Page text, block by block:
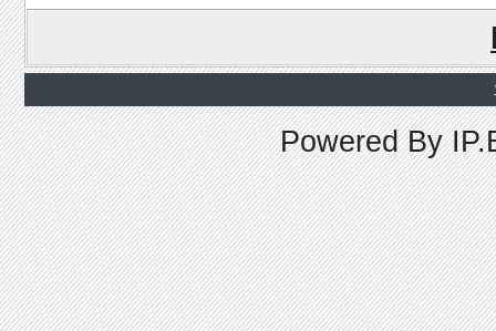
Powered By